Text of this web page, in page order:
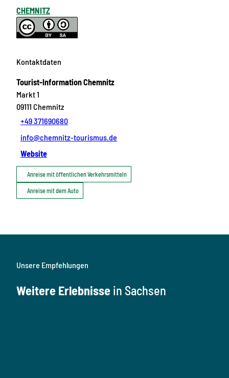
CHEMNITZ
Kontaktdaten
Tourist-Information Chemnitz
Markt 1
09111 Chemnitz
+49 371690680
info@chemnitz-tourismus.de
Website
Anreise mit öffentlichen Verkehrsmitteln
Anreise mit dem Auto
Unsere Empfehlungen
Weitere Erlebnisse in Sachsen